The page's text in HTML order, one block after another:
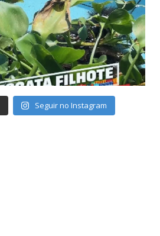
Seguir no Instagram